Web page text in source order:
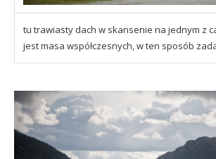
tu trawiasty dach w skansenie na jednym z
jest masa współczesnych, w ten sposób